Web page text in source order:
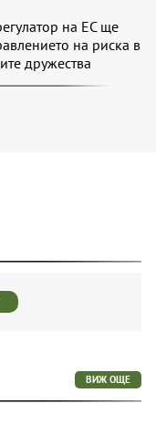
на ЕС ще
на риска в
дружества
ВИЖ ОЩЕ